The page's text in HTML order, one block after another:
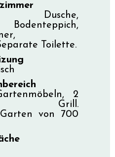
Dusche,
Toilette.
2
Grill.
Garten von 700